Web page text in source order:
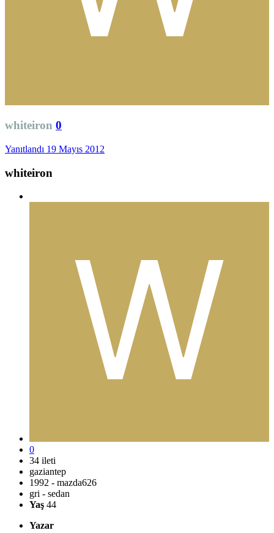
whiteiron 0
Yanıtlandı 19 Mayıs 2012
whiteiron
0
34 ileti
gaziantep
1992 - mazda626
gri - sedan
Yaş 44
Yazar